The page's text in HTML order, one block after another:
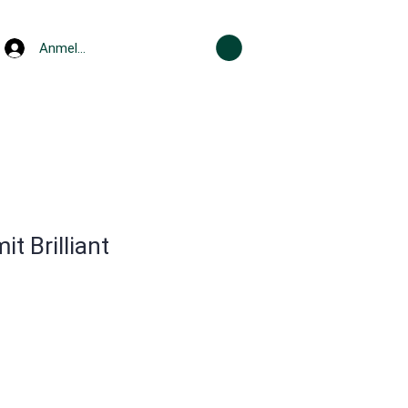
Anmelden
Brilliant